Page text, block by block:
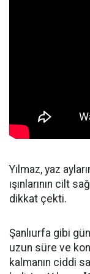
Yılmaz, yaz
ışınlarının cilt
dikkat çekti.
Şanlıurfa gibi
uzun süre ve
kalmanın ciddi